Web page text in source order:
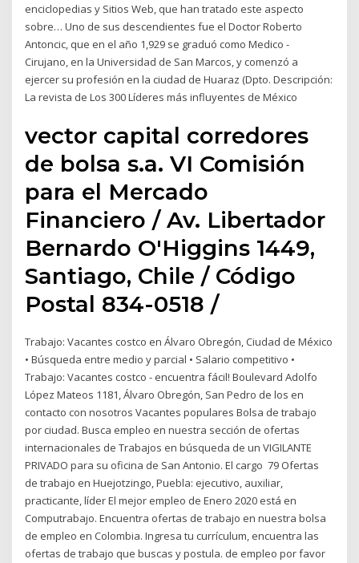
enciclopedias y Sitios Web, que han tratado este aspecto
sobre… Uno de sus descendientes fue el Doctor Roberto
Antoncic, que en el año 1,929 se graduó como Medico -
Cirujano, en la Universidad de San Marcos, y comenzó a
ejercer su profesión en la ciudad de Huaraz (Dpto. Descripción:
La revista de Los 300 Líderes más influyentes de México
vector capital corredores
de bolsa s.a. VI Comisión
para el Mercado
Financiero / Av. Libertador
Bernardo O'Higgins 1449,
Santiago, Chile / Código
Postal 834-0518 /
Trabajo: Vacantes costco en Álvaro Obregón, Ciudad de México
• Búsqueda entre medio y parcial • Salario competitivo •
Trabajo: Vacantes costco - encuentra fácil! Boulevard Adolfo
López Mateos 1181, Álvaro Obregón, San Pedro de los en
contacto con nosotros Vacantes populares Bolsa de trabajo
por ciudad. Busca empleo en nuestra sección de ofertas
internacionales de Trabajos en búsqueda de un VIGILANTE
PRIVADO para su oficina de San Antonio. El cargo 79 Ofertas
de trabajo en Huejotzingo, Puebla: ejecutivo, auxiliar,
practicante, líder El mejor empleo de Enero 2020 está en
Computrabajo. Encuentra ofertas de trabajo en nuestra bolsa
de empleo en Colombia. Ingresa tu currículum, encuentra las
ofertas de trabajo que buscas y postula. de empleo por favor